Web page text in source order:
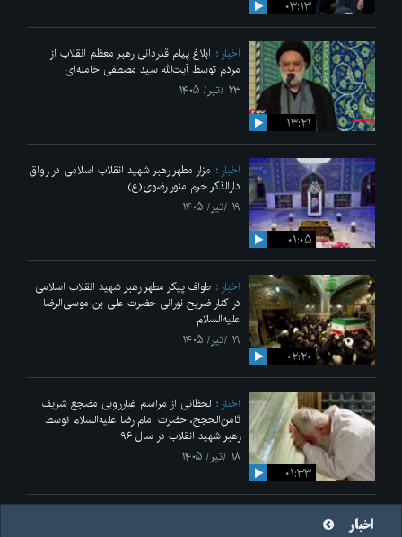
۰۳:۱۳
۱۳:۲۱
اخبار
ابلاغ پیام قدردانی رهبر معظم انقلاب از
مردم توسط آیت‌الله سید مصطفی خامنه‌ای
۲۳ /تیر/ ۱۴۰۵
۰۱:۰۵
اخبار
مزار مطهر رهبر شهید انقلاب اسلامی در رواق
دارالذکر حرم منور رضوی(ع)
۱۹ /تیر/ ۱۴۰۵
۰۲:۲۰
اخبار
طواف پیکر مطهر رهبر شهید انقلاب اسلامی
در کنار ضریح نورانی حضرت علی‌ بن موسی‌الرضا
علیه‌السلام
۱۹ /تیر/ ۱۴۰۵
۰۱:۳۳
اخبار
لحظاتی از مراسم غبارروبی مضجع شریف
ثامن‌الحجج، حضرت امام رضا علیه‌السلام توسط
رهبر شهید انقلاب در سال ۹۶
۱۸ /تیر/ ۱۴۰۵
اخبار